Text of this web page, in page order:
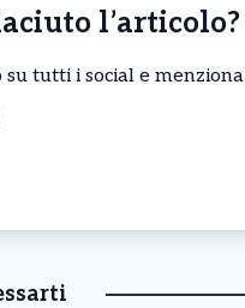
l’articolo?
tutti i social e menziona